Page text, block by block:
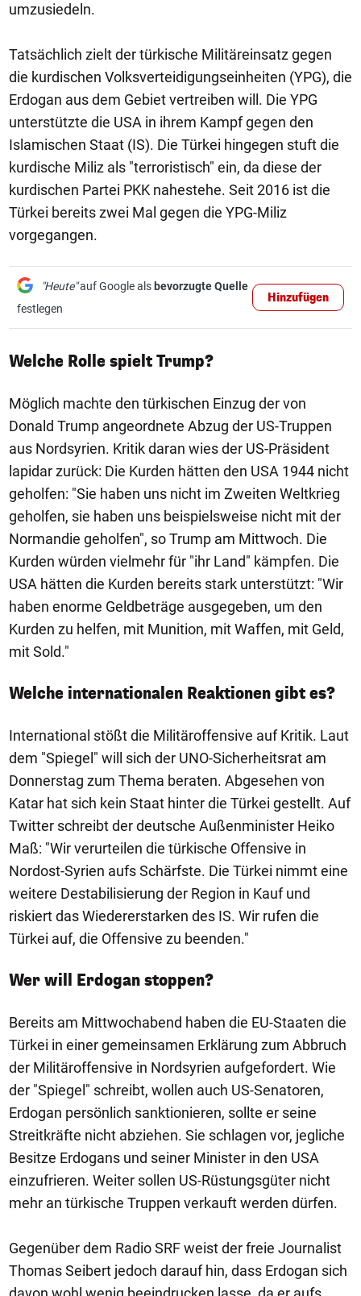
umzusiedeln.
Tatsächlich zielt der türkische Militäreinsatz gegen
die kurdischen Volksverteidigungseinheiten (YPG), die
Erdogan aus dem Gebiet vertreiben will. Die YPG
unterstützte die USA in ihrem Kampf gegen den
Islamischen Staat (IS). Die Türkei hingegen stuft die
kurdische Miliz als "terroristisch" ein, da diese der
kurdischen Partei PKK nahestehe. Seit 2016 ist die
Türkei bereits zwei Mal gegen die YPG-Miliz
vorgegangen.
"Heute"auf Google als bevorzugte Quelle
festlegen
Hinzufügen
Welche Rolle spielt Trump?
Möglich machte den türkischen Einzug der von
Donald Trump angeordnete Abzug der US-Truppen
aus Nordsyrien. Kritik daran wies der US-Präsident
lapidar zurück: Die Kurden hätten den USA 1944 nicht
geholfen: "Sie haben uns nicht im Zweiten Weltkrieg
geholfen, sie haben uns beispielsweise nicht mit der
Normandie geholfen", so Trump am Mittwoch. Die
Kurden würden vielmehr für "ihr Land" kämpfen. Die
USA hätten die Kurden bereits stark unterstützt: "Wir
haben enorme Geldbeträge ausgegeben, um den
Kurden zu helfen, mit Munition, mit Waffen, mit Geld,
mit Sold."
Welche internationalen Reaktionen gibt es?
International stößt die Militäroffensive auf Kritik. Laut
dem "Spiegel" will sich der UNO-Sicherheitsrat am
Donnerstag zum Thema beraten. Abgesehen von
Katar hat sich kein Staat hinter die Türkei gestellt. Auf
Twitter schreibt der deutsche Außenminister Heiko
Maß: "Wir verurteilen die türkische Offensive in
Nordost-Syrien aufs Schärfste. Die Türkei nimmt eine
weitere Destabilisierung der Region in Kauf und
riskiert das Wiedererstarken des IS. Wir rufen die
Türkei auf, die Offensive zu beenden."
Wer will Erdogan stoppen?
Bereits am Mittwochabend haben die EU-Staaten die
Türkei in einer gemeinsamen Erklärung zum Abbruch
der Militäroffensive in Nordsyrien aufgefordert. Wie
der "Spiegel" schreibt, wollen auch US-Senatoren,
Erdogan persönlich sanktionieren, sollte er seine
Streitkräfte nicht abziehen. Sie schlagen vor, jegliche
Besitze Erdogans und seiner Minister in den USA
einzufrieren. Weiter sollen US-Rüstungsgüter nicht
mehr an türkische Truppen verkauft werden dürfen.
Gegenüber dem Radio SRF weist der freie Journalist
Thomas Seibert jedoch darauf hin, dass Erdogan sich